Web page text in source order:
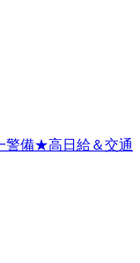
警備★高日給＆交通